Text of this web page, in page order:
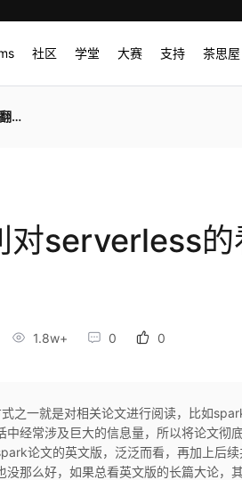
社区 学堂 大赛 支持 茶思屋
对serverless的
1.8w+ 0 0
之一就是对相关论文进行阅读，比如
经常涉及巨大的信息量，所以将论文彻
论文的英文版，泛泛而看，再加上后
那么好，如果总看英文版的长篇大论，